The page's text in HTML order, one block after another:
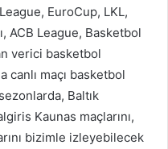
EuroCup, LKL,
ACB League, Basketbol
verici basketbol
canlı maçı basketbol
Baltık
Kaunas maçlarını,
bizimle izleyebilecek